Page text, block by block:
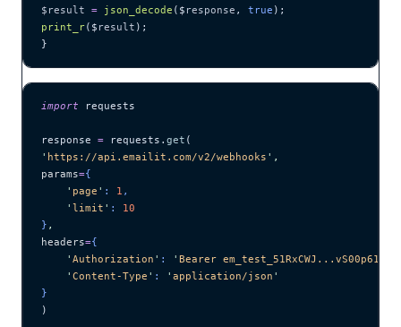
$result = json_decode ($ response , true );
print_r($ result );
}
import requests
response = requests. get (
' https://api.emailit.com/v2/webhooks ' ,
params={
    '
page ' : 1 ,
    '
limit ' : 10
} ,
headers={
    '
Authorization ' : ' Bearer
    '
Content-Type ' : ' application/json '
}
)